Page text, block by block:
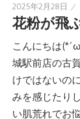
2025年2月28日
花粉が飛
こんにちは
城駅前店の古
けではないの
みを感じたり
い肌荒れでお